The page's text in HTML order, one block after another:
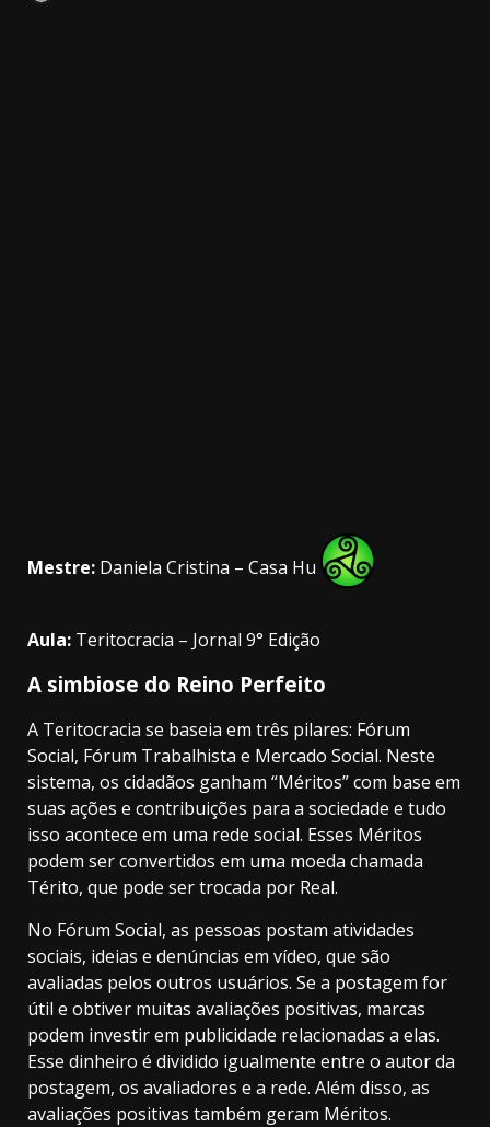
Mestre: Daniela Cristina – Casa Hu
Aula: Teritocracia – Jornal 9° Edição
A simbiose do Reino Perfeito
A Teritocracia se baseia em três pilares: Fórum
Social, Fórum Trabalhista e Mercado Social. Neste
sistema, os cidadãos ganham “Méritos” com base em
suas ações e contribuições para a sociedade e tudo
isso acontece em uma rede social. Esses Méritos
podem ser convertidos em uma moeda chamada
Térito, que pode ser trocada por Real.
No Fórum Social, as pessoas postam atividades
sociais, ideias e denúncias em vídeo, que são
avaliadas pelos outros usuários. Se a postagem for
útil e obtiver muitas avaliações positivas, marcas
podem investir em publicidade relacionadas a elas.
Esse dinheiro é dividido igualmente entre o autor da
postagem, os avaliadores e a rede. Além disso, as
avaliações positivas também geram Méritos.